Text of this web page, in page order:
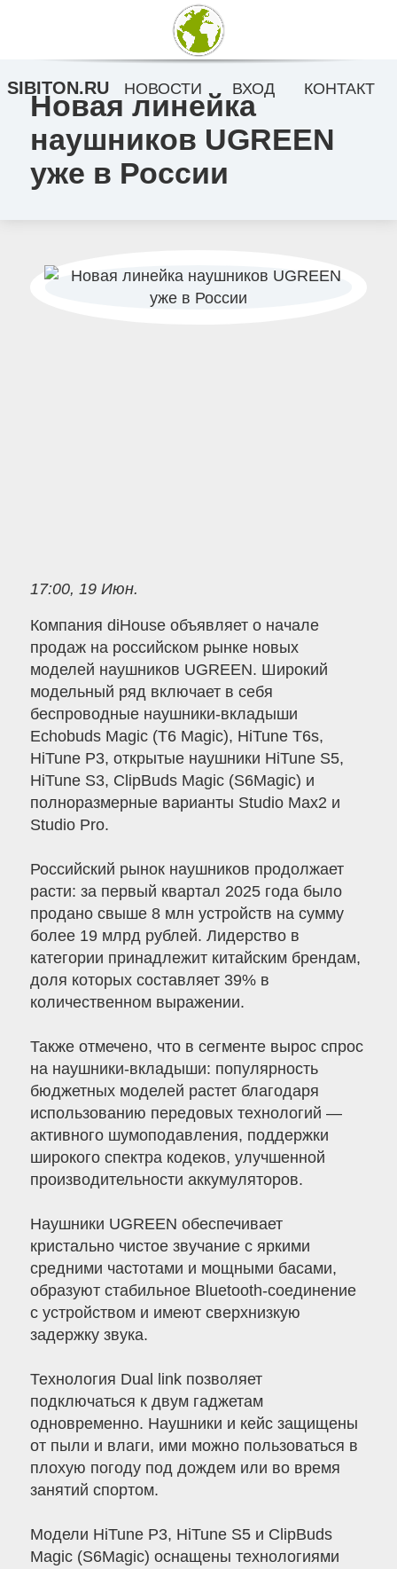
Новая линейка
наушников UGREEN
уже в России
17:00, 19 Июн.
Компания diHouse объявляет о начале
продаж на российском рынке новых
моделей наушников UGREEN. Широкий
модельный ряд включает в себя
беспроводные наушники-вкладыши
Echobuds Magic (T6 Magic), HiTune T6s,
HiTune P3, открытые наушники HiTune S5,
HiTune S3, ClipBuds Magic (S6Magic) и
полноразмерные варианты Studio Max2 и
Studio Pro.
Российский рынок наушников продолжает
расти: за первый квартал 2025 года было
продано свыше 8 млн устройств на сумму
более 19 млрд рублей. Лидерство в
категории принадлежит китайским брендам,
доля которых составляет 39% в
количественном выражении.
Также отмечено, что в сегменте вырос спрос
на наушники-вкладыши: популярность
бюджетных моделей растет благодаря
использованию передовых технологий —
активного шумоподавления, поддержки
широкого спектра кодеков, улучшенной
производительности аккумуляторов.
Наушники UGREEN обеспечивает
кристально чистое звучание с яркими
средними частотами и мощными басами,
образуют стабильное Bluetooth-соединение
с устройством и имеют сверхнизкую
задержку звука.
Технология Dual link позволяет
подключаться к двум гаджетам
одновременно. Наушники и кейс защищены
от пыли и влаги, ими можно пользоваться в
плохую погоду под дождем или во время
занятий спортом.
Модели HiTune P3, HiTune S5 и ClipBuds
Magic (S6Magic) оснащены технологиями
SIBITON.RU НОВОСТИ ВХОД КОНТАКТ